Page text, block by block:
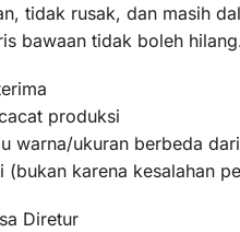
tidak rusak, dan masih
bawaan tidak boleh
produksi
warna/ukuran berbeda
karena kesalahan
Diretur